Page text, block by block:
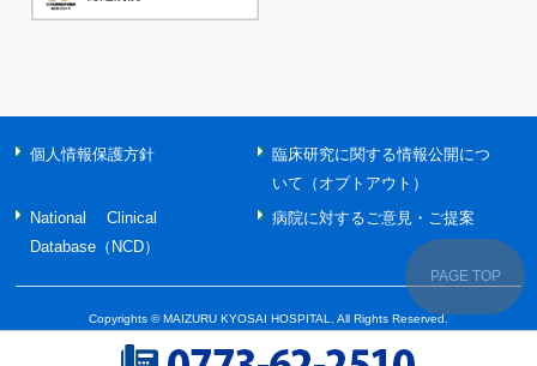
個人情報保護方針
臨床研究に関する情報公開につ
いて（オプトアウト）
National Clinical
Database（NCD）
病院に対するご意見・ご提案
Copyrights © MAIZURU KYOSAI HOSPITAL. All Rights Reserved.
PAGE TOP